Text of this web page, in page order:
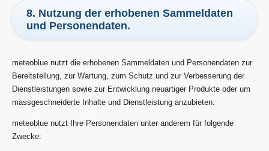
8. Nutzung der erhobenen Sammeldaten
und Personendaten.
meteoblue nutzt die erhobenen Sammeldaten und Personendaten zur
Bereitstellung, zur Wartung, zum Schutz und zur Verbesserung der
Dienstleistungen sowie zur Entwicklung neuartiger Produkte oder um
massgeschneiderte Inhalte und Dienstleistung anzubieten.
meteoblue nutzt Ihre Personendaten unter anderem für folgende
Zwecke: